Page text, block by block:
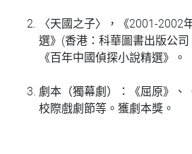
〈天國之子〉，《2001-2002
選》(香港：科華圖書出版公
《百年中國偵探小說精選》。
劇本（獨幕劇）：《屈原》、
校際戲劇節等。獲劇本獎。